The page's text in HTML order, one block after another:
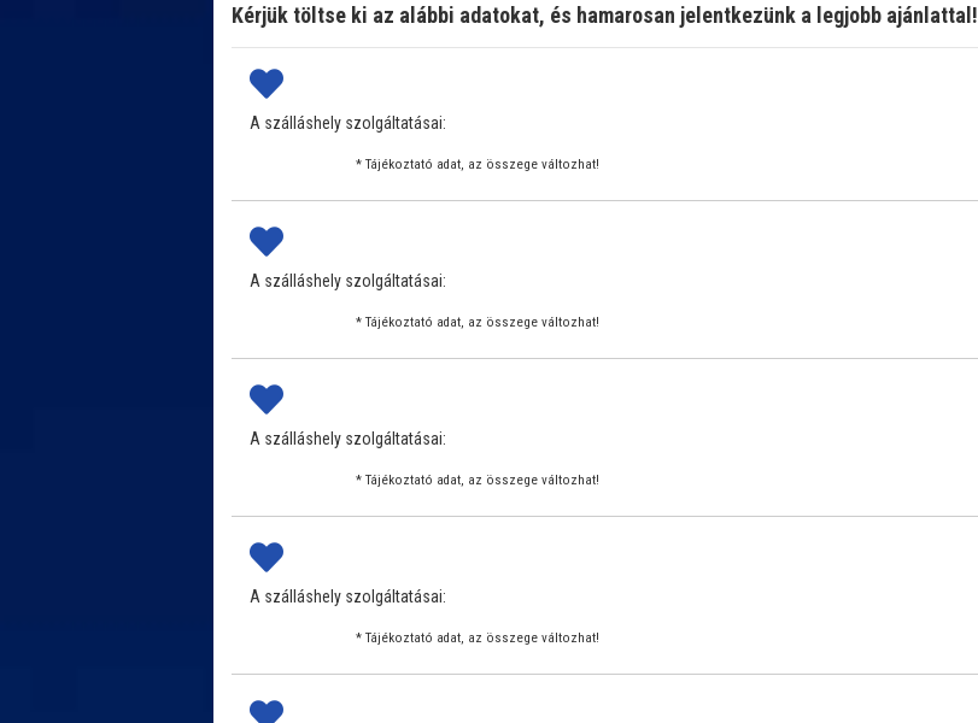
Kérjük töltse ki az alábbi adatokat, és hamarosan jelentkezünk a legjobb ajánlattal!
A szálláshely szolgáltatásai:
* Tájékoztató adat, az összege változhat!
A szálláshely szolgáltatásai:
* Tájékoztató adat, az összege változhat!
A szálláshely szolgáltatásai:
* Tájékoztató adat, az összege változhat!
A szálláshely szolgáltatásai:
* Tájékoztató adat, az összege változhat!